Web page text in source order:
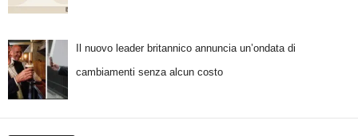
Il nuovo leader britannico annuncia un’ondata di
cambiamenti senza alcun costo